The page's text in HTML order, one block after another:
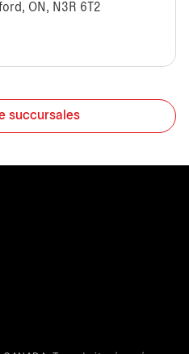
ON, N3R 6T2
succursales